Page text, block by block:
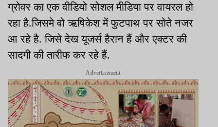
ग्रोवर का एक वीडियो सोशल मीडिया पर वायरल हो
रहा है.जिसमे वो ऋषिकेश में फुटपाथ पर सोते नजर
आ रहे है. जिसे देख यूजर्स हैरान हैं और एक्टर की
सादगी की तारीफ कर रहे हैं.
Advertisement